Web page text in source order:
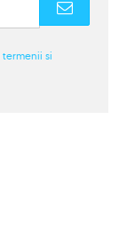
termenii si